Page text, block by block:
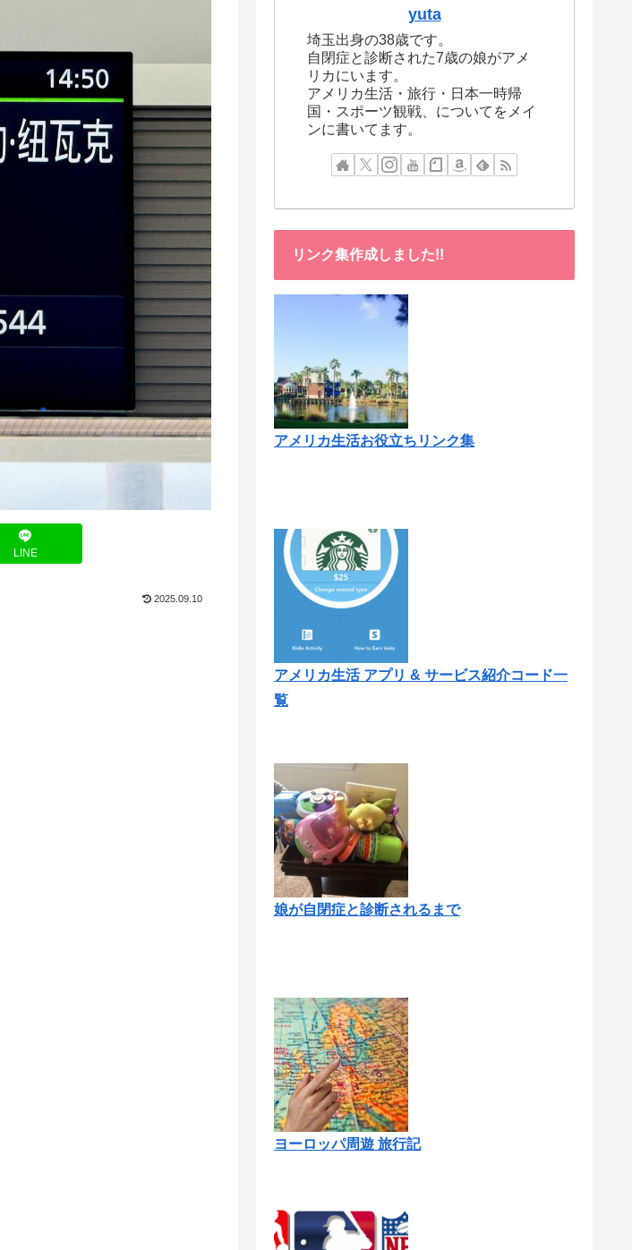
LINE
2025.09.10
yuta
埼玉出身の38歳です。
自閉症と診断された7歳の娘がアメ
リカにいます。
アメリカ生活・旅行・日本一時帰
国・スポーツ観戦、についてをメイ
ンに書いてます。
リンク集作成しました!!
アメリカ生活お役立ちリンク集
アメリカ生活 アプリ & サービス紹介コード一
覧
娘が自閉症と診断されるまで
ヨーロッパ周遊 旅行記